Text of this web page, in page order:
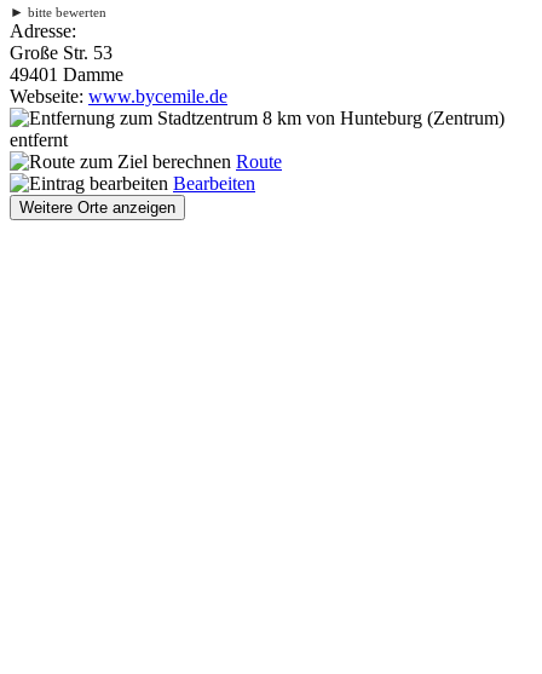
► bitte bewerten
Adresse:
Große Str. 53
49401 Damme
Webseite: www.bycemile.de
8 km von Hunteburg (Zentrum)
entfernt
Route
Bearbeiten
Weitere Orte anzeigen